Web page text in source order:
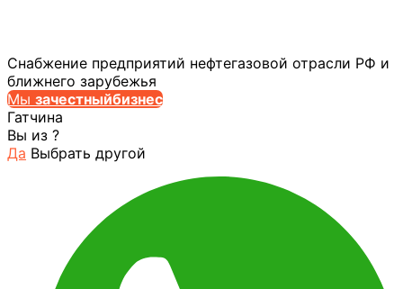
Снабжение предприятий нефтегазовой отрасли РФ и
ближнего зарубежья
Мы зачестныйбизнес
Гатчина
Вы из ?
Да Выбрать другой